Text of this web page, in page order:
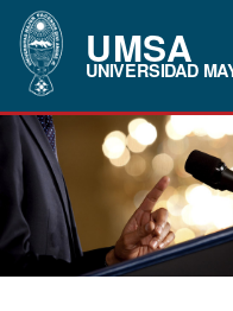
UMSA
UNIVERSIDAD